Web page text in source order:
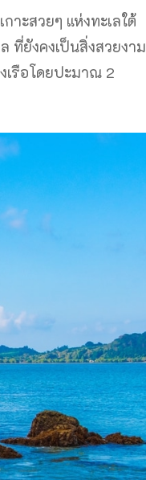
ะสวยๆ แห่งทะเลใต้
ที่ยังคงเป็นสิ่งสวยงาม
เรือโดยปะมาณ 2